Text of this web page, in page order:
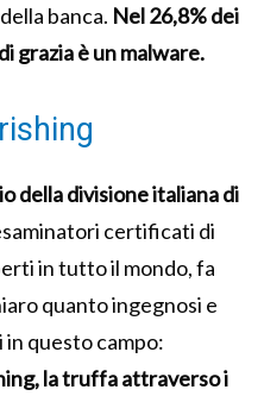
banca. Nel 26,8% dei
grazia è un malware.
della divisione italiana di
certificati di
in tutto il mondo, fa
quanto ingegnosi e
questo campo:
la truffa attraverso i